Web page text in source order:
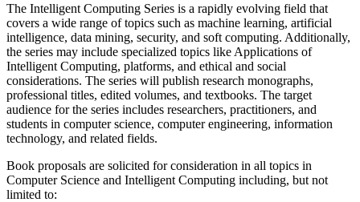
The Intelligent Computing Series is a rapidly evolving field that
covers a wide range of topics such as machine learning, artificial
intelligence, data mining, security, and soft computing. Additionally,
the series may include specialized topics like Applications of
Intelligent Computing, platforms, and ethical and social
considerations. The series will publish research monographs,
professional titles, edited volumes, and textbooks. The target
audience for the series includes researchers, practitioners, and
students in computer science, computer engineering, information
technology, and related fields.
Book proposals are solicited for consideration in all topics in
Computer Science and Intelligent Computing including, but not
limited to: